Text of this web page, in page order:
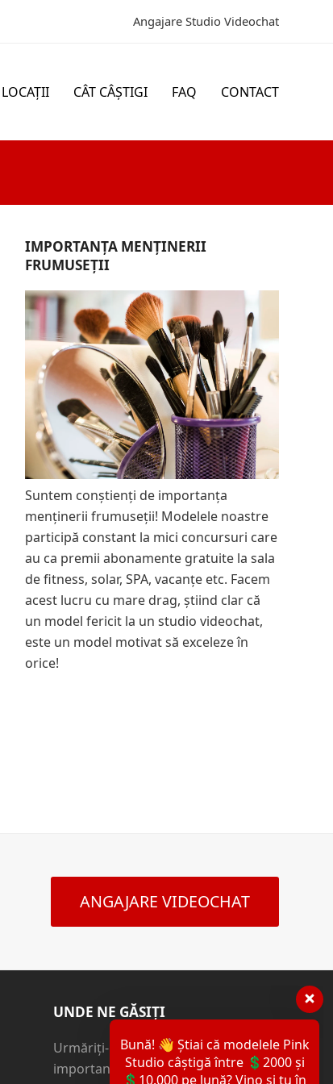
Angajare Studio Videochat
LOCAȚII CÂT CÂȘTIGI FAQ CONTACT
IMPORTANȚA MENȚINERII
FRUMUSEȚII
Suntem conștienți de importanța
menținerii frumuseții! Modelele noastre
participă constant la mici concursuri care
au ca premii abonamente gratuite la sala
de fitness, solar, SPA, vacanțe etc. Facem
acest lucru cu mare drag, știind clar că
un model fericit la un studio videochat,
este un model motivat să exceleze în
orice!
ANGAJARE VIDEOCHAT
UNDE NE GĂSIȚI
Urmăriți-ne pe rețelele sociale
importante. Vom fi tot timpul alături
Bună! 👋 Știai că modelele Pink
Studio câștigă între 💲2000 și
💲10.000 pe lună? Vino și tu în
echipa Pink Studio! Scrie
"Detalii" și lasă datele tale mai
jos! 🔥